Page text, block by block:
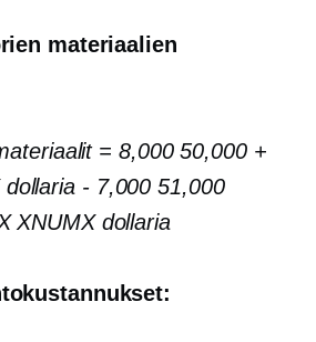
materiaalien
= 8,000 50,000 +
dollaria -7,000 51,000
XNUMX dollaria